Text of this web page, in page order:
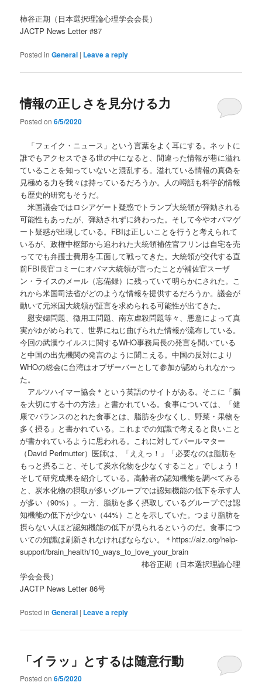
柿谷正期（日本選択理論心理学会会長）
JACTP News Letter #87
Posted in General | Leave a reply
情報の正しさを見分ける力
Posted on6/5/2020
「フェイク・ニュース」という言葉をよく耳にする。ネットに
誰でもアクセスできる世の中になると、間違った情報が巷に溢れ
ていることを知っていないと混乱する。溢れている情報の真偽を
見極める力を我々は持っているだろうか。人の噂話も科学的情報
も歴史的研究もそうだ。
米国議会ではロシアゲート疑惑でトランプ大統領が弾劾される
可能性もあったが、弾劾されずに終わった。そして今やオバマゲ
ート疑惑が出現している。FBIは正しいことを行うと考えられて
いるが、政権中枢部から追われた大統領補佐官フリンは自宅を売
ってでも弁護士費用を工面して戦ってきた。大統領が交代する直
前FBI長官コミーにオバマ大統領が言ったことが補佐官スーザ
ン・ライスのメール（忘備録）に残っていて明らかにされた。こ
れから米国司法省がどのような情報を提供するだろうか。議会が
動いて元米国大統領が証言を求められる可能性が出てきた。
慰安婦問題、徴用工問題、南京虐殺問題等々、悪意によって真
実がゆがめられて、世界にねじ曲げられた情報が流布している。
今回の武漢ウイルスに関するWHO事務局長の発言を聞いている
と中国の出先機関の発言のように聞こえる。中国の反対により
WHOの総会に台湾はオブザーバーとして参加が認められなかっ
た。
アルツハイマー協会＊という英語のサイトがある。そこに「脳
を大切にする十の方法」と書かれている。食事については、「健
康でバランスのとれた食事とは、脂肪を少なくし、野菜・果物を
多く摂る」と書かれている。これまでの知識で考えると良いこと
が書かれているように思われる。これに対してパールマター
（David Perlmutter）医師は、「ええっ！」「必要なのは脂肪を
もっと摂ること、そして炭水化物を少なくすること」でしょう！
そして研究成果を紹介している。高齢者の認知機能を調べてみる
と、炭水化物の摂取が多いグループでは認知機能の低下を示す人
が多い（90%）。一方、脂肪を多く摂取しているグループでは認
知機能の低下が少ない（44%）ことを示していた。つまり脂肪を
摂らない人ほど認知機能の低下が見られるというのだ。食事につ
いての知識は刷新されなければならない。＊https://alz.org/help-
support/brain_health/10_ways_to_love_your_brain
柿谷正期（日本選択理論心理
学会会長）
JACTP News Letter 86号
Posted in General | Leave a reply
「イラッ」とするは随意行動
Posted on6/5/2020